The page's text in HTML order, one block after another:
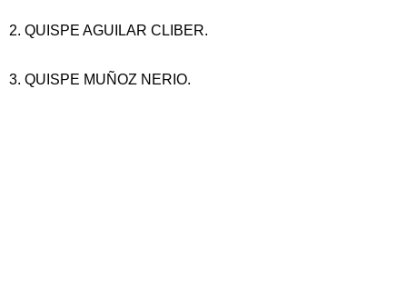
2. QUISPE AGUILAR CLIBER.
3. QUISPE MUÑOZ NERIO.